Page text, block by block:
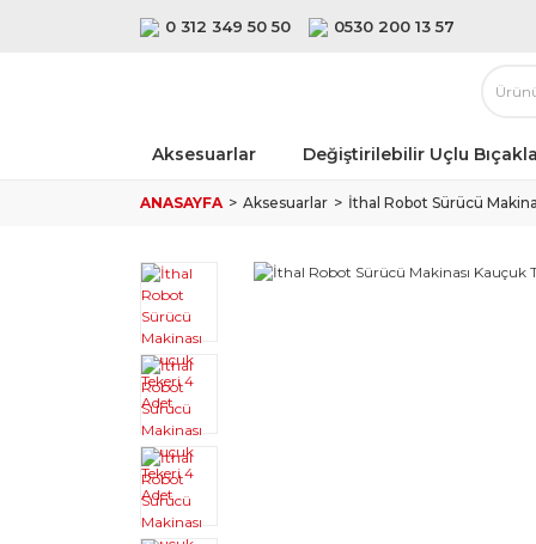
0 312 349 50 50 0530 200 13 57
Aksesuarlar Değiştirilebilir Uçlu
ANASAYFA Aksesuarlar İthal Robot Sürücü